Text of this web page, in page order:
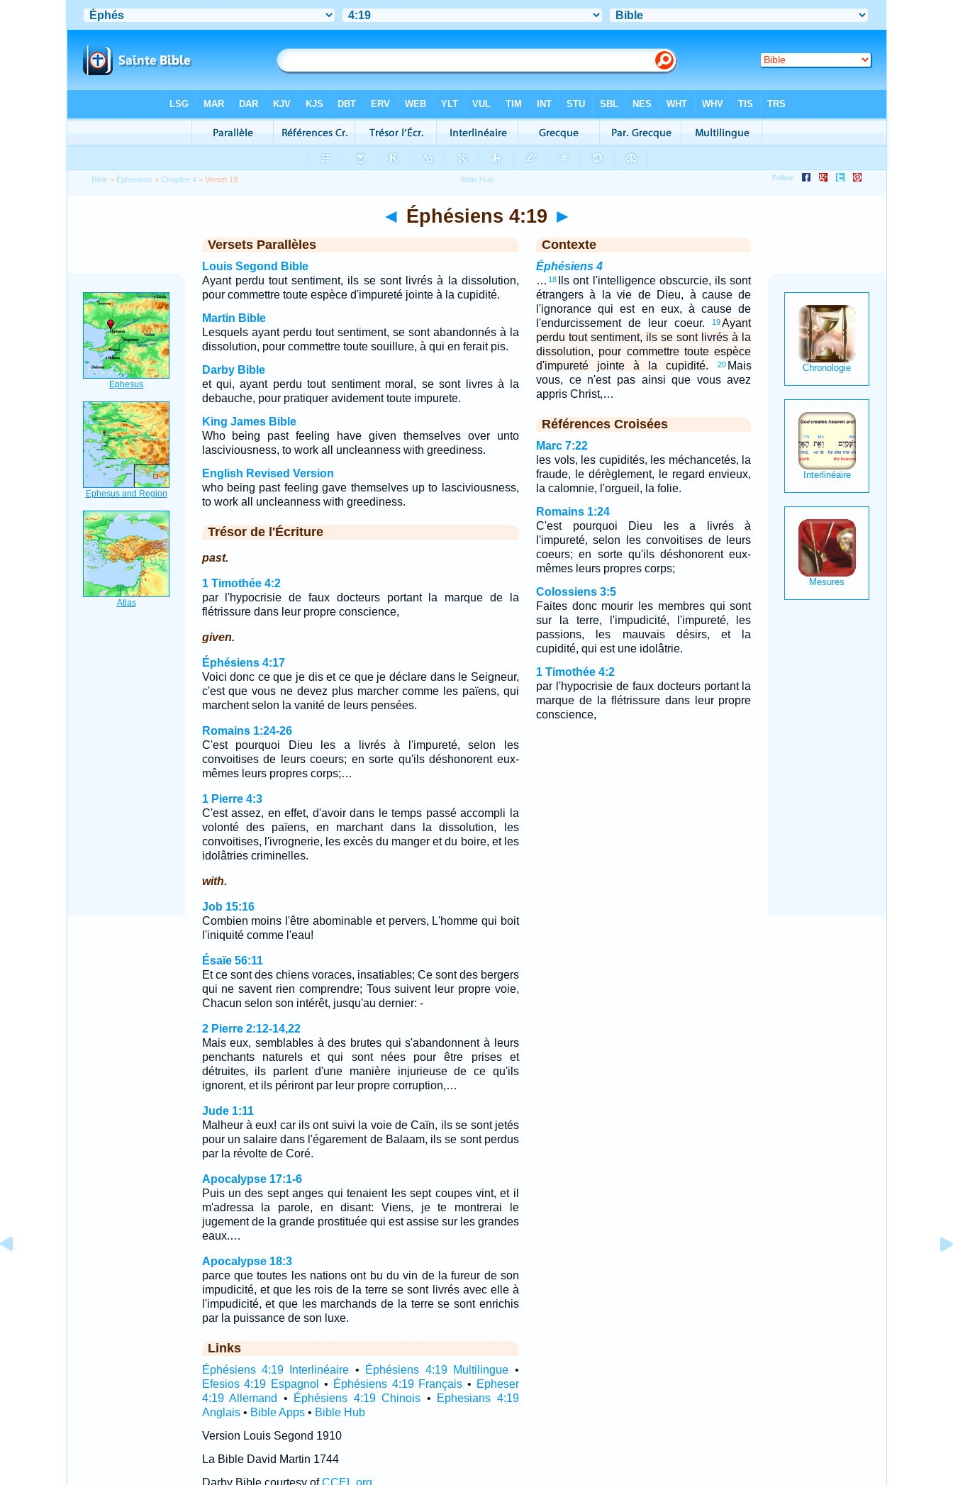
Bible > Éphésiens >Chapitre 4 > Verset 19
◄ Éphésiens 4:19 ►
Versets Parallèles
Louis Segond Bible
Ayant perdu tout sentiment, ils se sont livrés à la dissolution,
pour commettre toute espèce d'impureté jointe à la cupidité.
Martin Bible
Lesquels ayant perdu tout sentiment, se sont abandonnés à la
dissolution, pour commettre toute souillure, à qui en ferait pis.
Darby Bible
et qui, ayant perdu tout sentiment moral, se sont livres à la
debauche, pour pratiquer avidement toute impurete.
King James Bible
Who being past feeling have given themselves over unto
lasciviousness, to work all uncleanness with greediness.
English Revised Version
who being past feeling gave themselves up to lasciviousness,
to work all uncleanness with greediness.
Trésor de l'Écriture
past.
1 Timothée 4:2
par l'hypocrisie de faux docteurs portant la marque de la
flétrissure dans leur propre conscience,
given.
Éphésiens 4:17
Voici donc ce que je dis et ce que je déclare dans le Seigneur,
c'est que vous ne devez plus marcher comme les païens, qui
marchent selon la vanité de leurs pensées.
Romains 1:24-26
C'est pourquoi Dieu les a livrés à l'impureté, selon les
convoitises de leurs coeurs; en sorte qu'ils déshonorent eux-
mêmes leurs propres corps;…
1 Pierre 4:3
C'est assez, en effet, d'avoir dans le temps passé accompli la
volonté des païens, en marchant dans la dissolution, les
convoitises, l'ivrognerie, les excès du manger et du boire, et les
idolâtries criminelles.
with.
Job 15:16
Combien moins l'être abominable et pervers, L'homme qui boit
l'iniquité comme l'eau!
Ésaïe 56:11
Et ce sont des chiens voraces, insatiables; Ce sont des bergers
qui ne savent rien comprendre; Tous suivent leur propre voie,
Chacun selon son intérêt, jusqu'au dernier: -
2 Pierre 2:12-14,22
Mais eux, semblables à des brutes qui s'abandonnent à leurs
penchants naturels et qui sont nées pour être prises et
détruites, ils parlent d'une manière injurieuse de ce qu'ils
ignorent, et ils périront par leur propre corruption,…
Jude 1:11
Malheur à eux! car ils ont suivi la voie de Caïn, ils se sont jetés
pour un salaire dans l'égarement de Balaam, ils se sont perdus
par la révolte de Coré.
Apocalypse 17:1-6
Puis un des sept anges qui tenaient les sept coupes vint, et il
m'adressa la parole, en disant: Viens, je te montrerai le
jugement de la grande prostituée qui est assise sur les grandes
eaux.…
Apocalypse 18:3
parce que toutes les nations ont bu du vin de la fureur de son
impudicité, et que les rois de la terre se sont livrés avec elle à
l'impudicité, et que les marchands de la terre se sont enrichis
par la puissance de son luxe.
Links
Éphésiens 4:19 Interlinéaire • Éphésiens 4:19 Multilingue •
Efesios 4:19 Espagnol
• Éphésiens 4:19 Français • Epheser
4:19 Allemand
• Éphésiens 4:19 Chinois • Ephesians 4:19
Anglais• Bible Apps• Bible Hub
Version Louis Segond 1910
La Bible David Martin 1744
Darby Bible courtesy ofCCEL.org.
Contexte
Éphésiens 4
… 18
Ils ont l'intelligence obscurcie, ils sont
étrangers à la vie de Dieu, à cause de
l'ignorance qui est en eux, à cause de
l'endurcissement de leur coeur.
19 Ayant
perdu tout sentiment, ils se sont livrés à la
dissolution, pour commettre toute espèce
d'impureté jointe à la cupidité.
20 Mais
vous, ce n'est pas ainsi que vous avez
appris Christ,…
Références Croisées
Marc 7:22
les vols, les cupidités, les méchancetés, la
fraude, le dérèglement, le regard envieux,
la calomnie, l'orgueil, la folie.
Romains 1:24
C'est pourquoi Dieu les a livrés à
l'impureté, selon les convoitises de leurs
coeurs; en sorte qu'ils déshonorent eux-
mêmes leurs propres corps;
Colossiens 3:5
Faites donc mourir les membres qui sont
sur la terre, l'impudicité, l'impureté, les
passions, les mauvais désirs, et la
cupidité, qui est une idolâtrie.
1 Timothée 4:2
par l'hypocrisie de faux docteurs portant la
marque de la flétrissure dans leur propre
conscience,